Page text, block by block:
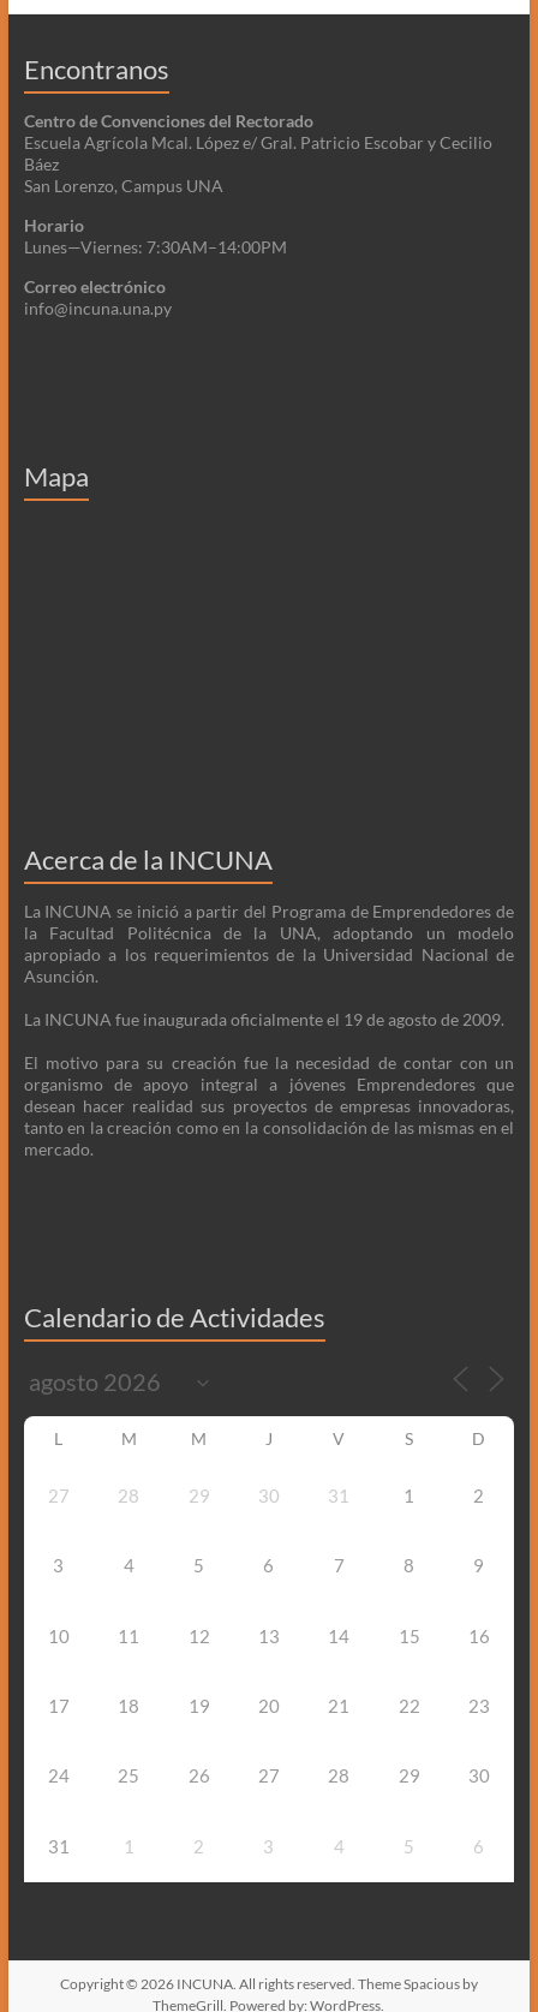
Encontranos
Centro de Convenciones del Rectorado
Escuela Agrícola Mcal. López e/ Gral. Patricio Escobar y Cecilio
Báez
San Lorenzo, Campus UNA
Horario
Lunes—Viernes: 7:30AM–14:00PM
Correo electrónico
info@incuna.una.py
Mapa
Acerca de la INCUNA
La INCUNA se inició a partir del Programa de Emprendedores de
la Facultad Politécnica de la UNA, adoptando un modelo
apropiado a los requerimientos de la Universidad Nacional de
Asunción.
La INCUNA fue inaugurada oficialmente el 19 de agosto de 2009.
El motivo para su creación fue la necesidad de contar con un
organismo de apoyo integral a jóvenes Emprendedores que
desean hacer realidad sus proyectos de empresas innovadoras,
tanto en la creación como en la consolidación de las mismas en el
mercado.
Calendario de Actividades
L M M J V S D
27 28 29 30 31 1 2
3 4 5 6 7 8 9
10 11 12 13 14 15 16
17 18 19 20 21 22 23
24 25 26 27 28 29 30
31 1 2 3 4 5 6
Copyright © 2026 INCUNA. All rights reserved. ThemeSpaciousby
ThemeGrill. Powered by:WordPress